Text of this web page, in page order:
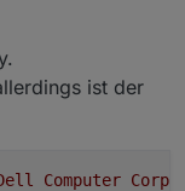
ist der
Computer Corp.